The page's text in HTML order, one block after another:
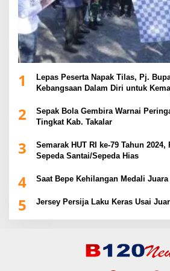
1
Lepas Peserta Napak Tilas, Pj.
Kebangsaan Dalam Diri untuk
2
Sepak Bola Gembira Warnai
Tingkat Kab. Takalar
3
Semarak HUT RI ke-79 Tahun
Sepeda Santai/Sepeda Hias
4 Saat Bepe Kehilangan Medali
5 Jersey Persija Laku Keras Usai